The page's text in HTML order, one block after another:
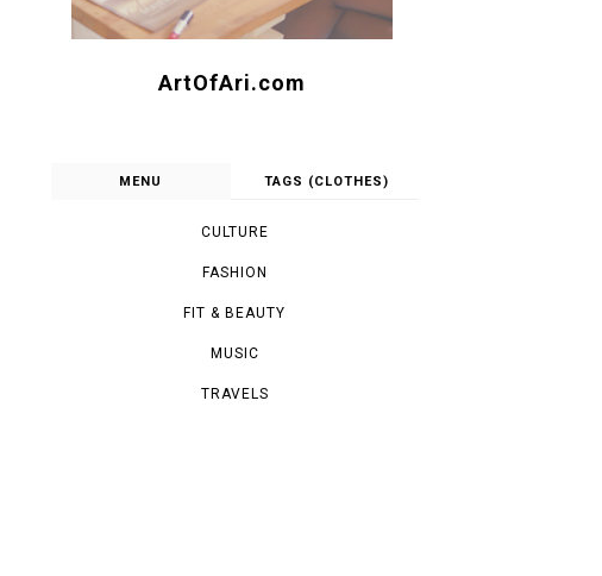
ArtOfAri.com
MENU TAGS (CLOTHES)
CULTURE
FASHION
FIT & BEAUTY
MUSIC
TRAVELS